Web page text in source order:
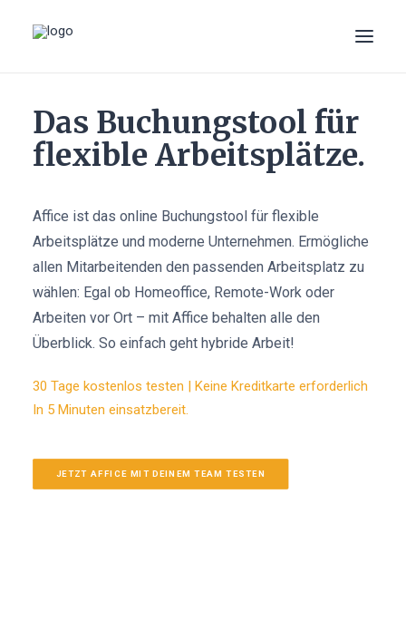
WARUM AFFICE?
SO FUNKTIONIERT’S
CORONA
KOSTENLOS STARTEN
Das Buchungstool für
flexible Arbeitsplätze.
Affice ist das online Buchungstool für flexible
Arbeitsplätze und moderne Unternehmen. Ermögliche
allen Mitarbeitenden den passenden Arbeitsplatz zu
wählen: Egal ob Homeoffice, Remote-Work oder
Arbeiten vor Ort – mit Affice behalten alle den
Überblick. So einfach geht hybride Arbeit!
30 Tage kostenlos testen | Keine Kreditkarte erforderlich
In 5 Minuten einsatzbereit.
JETZT AFFICE MIT DEINEM TEAM TESTEN